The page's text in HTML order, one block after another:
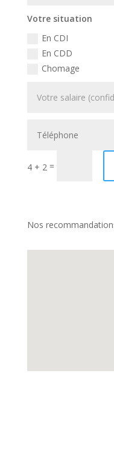
Votre situation
En CDI
En CDD
Chomage
4 + 2 =
Nos